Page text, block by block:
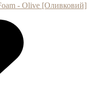
- Olive [Оливковий]